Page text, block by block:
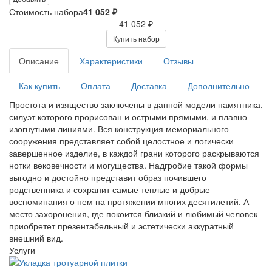
Стоимость набора41 052 ₽
41 052 ₽
Купить набор
Описание Характеристики Отзывы
Как купить Оплата Доставка
Дополнительно
Простота и изящество заключены в данной модели памятника,
силуэт которого прорисован и острыми прямыми, и плавно
изогнутыми линиями. Вся конструкция мемориального
сооружения представляет собой целостное и логически
завершенное изделие, в каждой грани которого раскрываются
нотки вековечности и могущества. Надгробие такой формы
выгодно и достойно представит образ почившего
родственника и сохранит самые теплые и добрые
воспоминания о нем на протяжении многих десятилетий. А
место захоронения, где покоится близкий и любимый человек
приобретет презентабельный и эстетически аккуратный
внешний вид.
Услуги